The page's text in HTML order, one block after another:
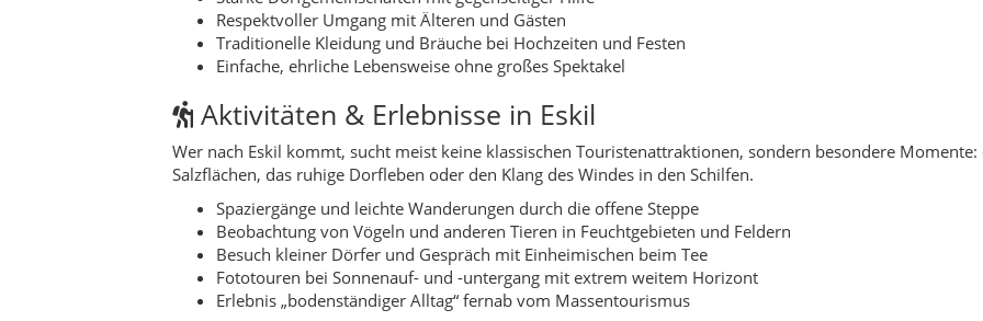
Praktische Reisetipps
Anreise: Am bequemsten mit dem Auto von Aksaray oder Konya aus.
Bekleidung:Im Sommer leichte, luftige Kleidung, im Winter warme Schichten – das Klima ist
Sonnenschutz: Unbedingt Sonnencreme, Kopfbedeckung und Sonnenbrille mitnehmen.
Respekt: In Dörfern und Moscheen auf angemessene Kleidung und respektvolles Auftreten achten.
Nachhaltigkeit & regionaler Nutzen
Eskil lebt von seiner Umwelt: von Boden, Wasserreserven, Steppe und Feldern. Wer hier reist, kann viel
kleine Bauern, Händler und Läden, die sich über jeden Besuch freuen.
Regionale Produkte wie Gemüse, Milch, Käse und Honig direkt vor Ort kaufen